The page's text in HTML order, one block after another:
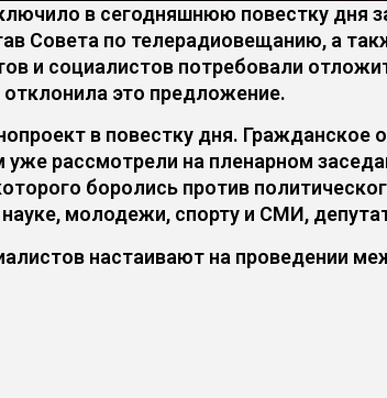
в сегодняшнюю повестку дня
Совета по телерадиовещанию, а
и социалистов потребовали
это предложение.
в повестку дня.
уже рассмотрели на пленарном
боролись против
молодежи, спорту и СМИ,
настаивают на проведении